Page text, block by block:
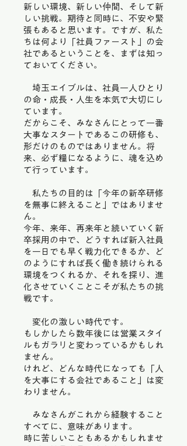
新しい環境、新しい仲間、そして新
しい挑戦。期待と同時に、不安や緊
張もあると思います。ですが、私た
ちは何より「社員ファースト」の会
社であるということを、まずは知っ
ておいてください。
埼玉エイブルは、社員一人ひとり
の命・成長・人生を本気で大切にし
ています。
だからこそ、みなさんにとって一番
大事なスタートであるこの研修も、
形だけのものではありません。将
来、必ず糧になるように、魂を込め
て行っています。
私たちの目的は「今年の新卒研修
を無事に終えること」ではありませ
ん。
今年、来年、再来年と続いていく新
卒採用の中で、どうすれば新入社員
を一日でも早く戦力化できるか、ど
のようにすれば長く働き続けられる
環境をつくれるか、それを探り、進
化させていくことこそが私たちの挑
戦です。
変化の激しい時代です。
もしかしたら数年後には営業スタイ
ルもガラリと変わっているかもしれ
ません。
けれど、どんな時代になっても「人
を大事にする会社であること」は変
わりません。
みなさんがこれから経験すること
すべてに、意味があります。
時に苦しいこともあるかもしれませ